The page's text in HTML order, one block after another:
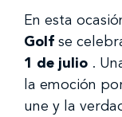
En esta
Golf se
1 de julio .
la emoción
une y la